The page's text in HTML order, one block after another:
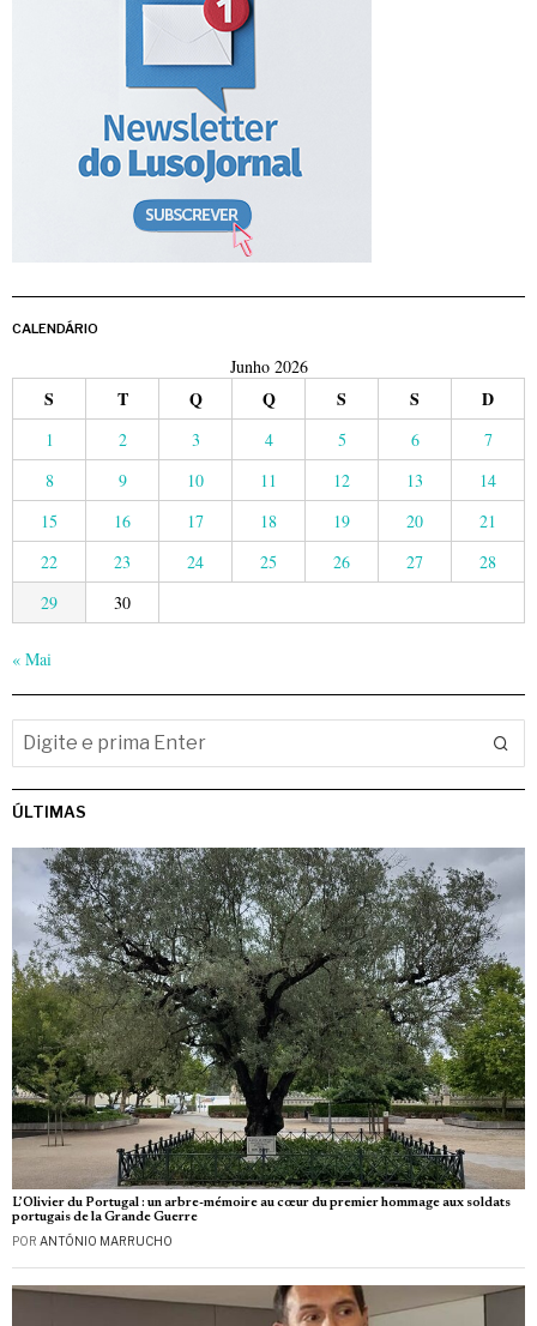
CALENDÁRIO
Junho 2026
S T Q Q S S D
1 2 3 4 5 6
7
8
9 10 11 12 13
14
15
16 17 18 19 20
21
22
23 24 25 26 27
28
29
30
« Mai
ÚLTIMAS
L’Olivier du Portugal : un arbre-mémoire au cœur du premier hommage aux soldats
portugais de la Grande Guerre
POR ANTÓNIO MARRUCHO